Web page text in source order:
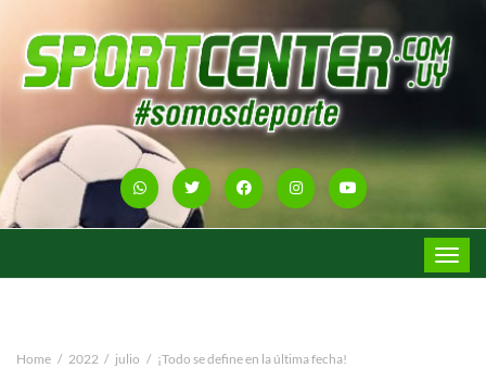
Toggle
Home 2022 julio ¡Todo se define en la última fecha!